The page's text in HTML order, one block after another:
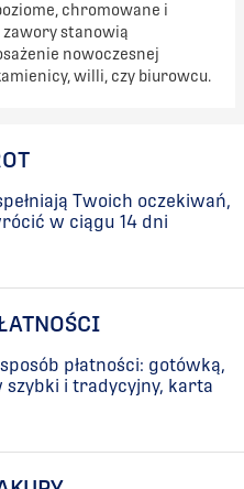
chromowane i
zawory stanowią
nowoczesnej
willi, czy biurowcu.
Twoich oczekiwań,
w ciągu 14 dni
płatności: gotówką,
i tradycyjny, karta